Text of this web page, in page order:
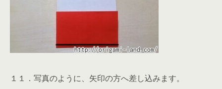
１１．写真のように、矢印の方へ差し込みます。